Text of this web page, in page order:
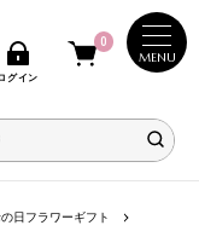
MENU
グイン
0
日フラワーギフト